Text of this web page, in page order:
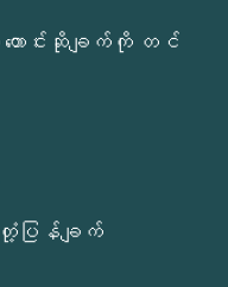
ောင်းဆိုချက်ကို တင်
တုံ့ပြန်ချက်